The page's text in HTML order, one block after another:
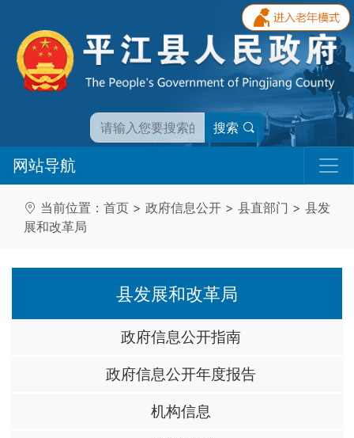
搜索
网站导航
当前位置： 首页 > 政府信息公开 > 县直部门 > 县发
展和改革局
县发展和改革局
政府信息公开指南
政府信息公开年度报告
机构信息